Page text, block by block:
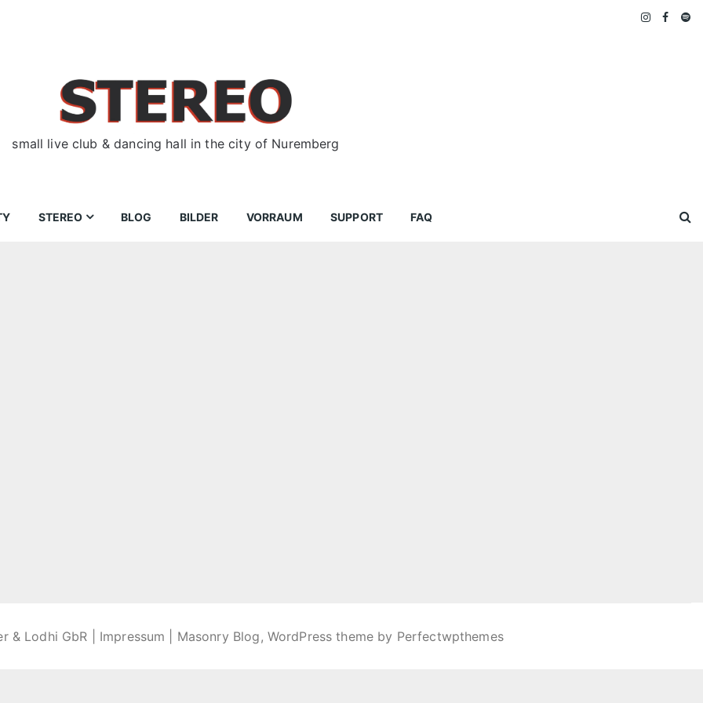
small live club & dancing hall in the city of Nuremberg
STEREO BLOG BILDER VORRAUM SUPPORT FAQ
& Lodhi GbR | Impressum | Masonry Blog, WordPress theme by Perfectwpthemes